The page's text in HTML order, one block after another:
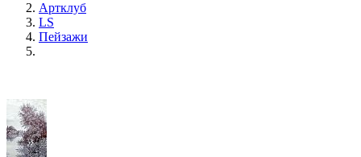
Артклуб
LS
Пейзажи